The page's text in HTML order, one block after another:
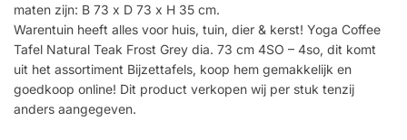
maten zijn: B 73 x D 73 x H 35 cm.
Warentuin heeft alles voor huis, tuin, dier & kerst! Yoga Coffee
Tafel Natural Teak Frost Grey dia. 73 cm 4SO – 4so, dit komt
uit het assortiment Bijzettafels, koop hem gemakkelijk en
goedkoop online! Dit product verkopen wij per stuk tenzij
anders aangegeven.